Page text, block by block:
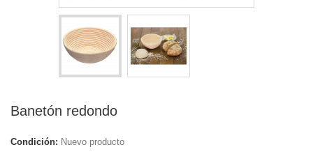
Banetón redondo
Condición: Nuevo producto